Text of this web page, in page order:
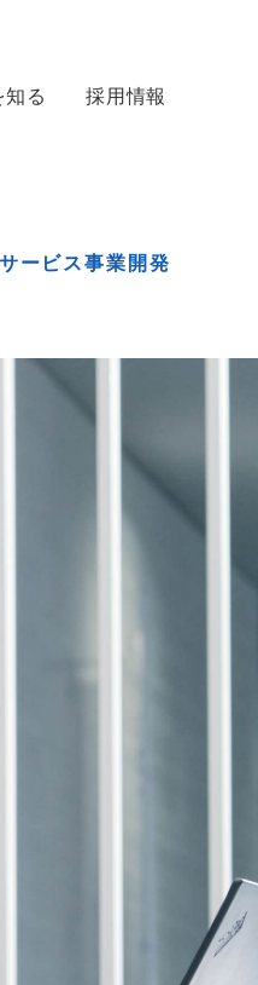
る 採用情報
ービス事業開発